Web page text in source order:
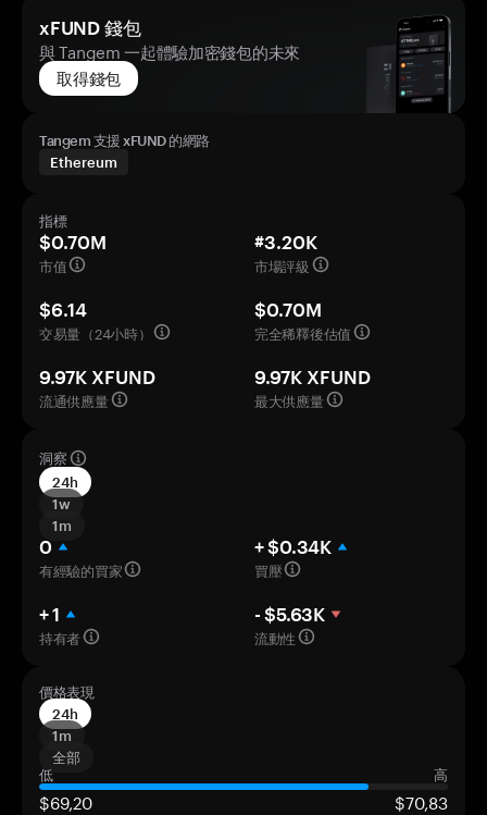
xFUND 錢包
與 Tangem 一起體驗加密錢包的未來
取得錢包
Tangem 支援 xFUND 的網路
Ethereum
指標
$0.70M
市值
#3.20K
市場評級
$6.14
交易量（24小時）
$0.70M
完全稀釋後估值
9.97K XFUND
流通供應量
9.97K XFUND
最大供應量
洞察
24h
1w
1m
0
有經驗的買家
+ $0.34K
買壓
+ 1
持有者
- $5.63K
流動性
價格表現
24h
1m
全部
低
高
$69,20 $70,83